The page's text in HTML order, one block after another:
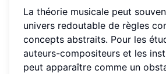
La théorie musicale peut
univers redoutable de règles
concepts abstraits. Pour les
auteurs-compositeurs et les
peut apparaître comme un